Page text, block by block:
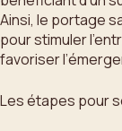
Ainsi, le portage
pour stimuler
favoriser
Les étapes pour